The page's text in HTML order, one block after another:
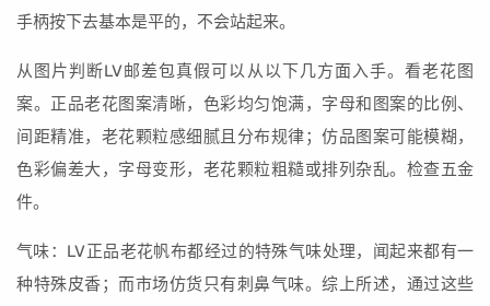
手柄按下去基本是平的，不会站起来。
从图片判断LV邮差包真假可以从以下几方面入手。看老花图
案。正品老花图案清晰，色彩均匀饱满，字母和图案的比例、
间距精准，老花颗粒感细腻且分布规律；仿品图案可能模糊，
色彩偏差大，字母变形，老花颗粒粗糙或排列杂乱。检查五金
件。
气味：LV正品老花帆布都经过的特殊气味处理，闻起来都有一
种特殊皮香；而市场仿货只有刺鼻气味。综上所述，通过这些